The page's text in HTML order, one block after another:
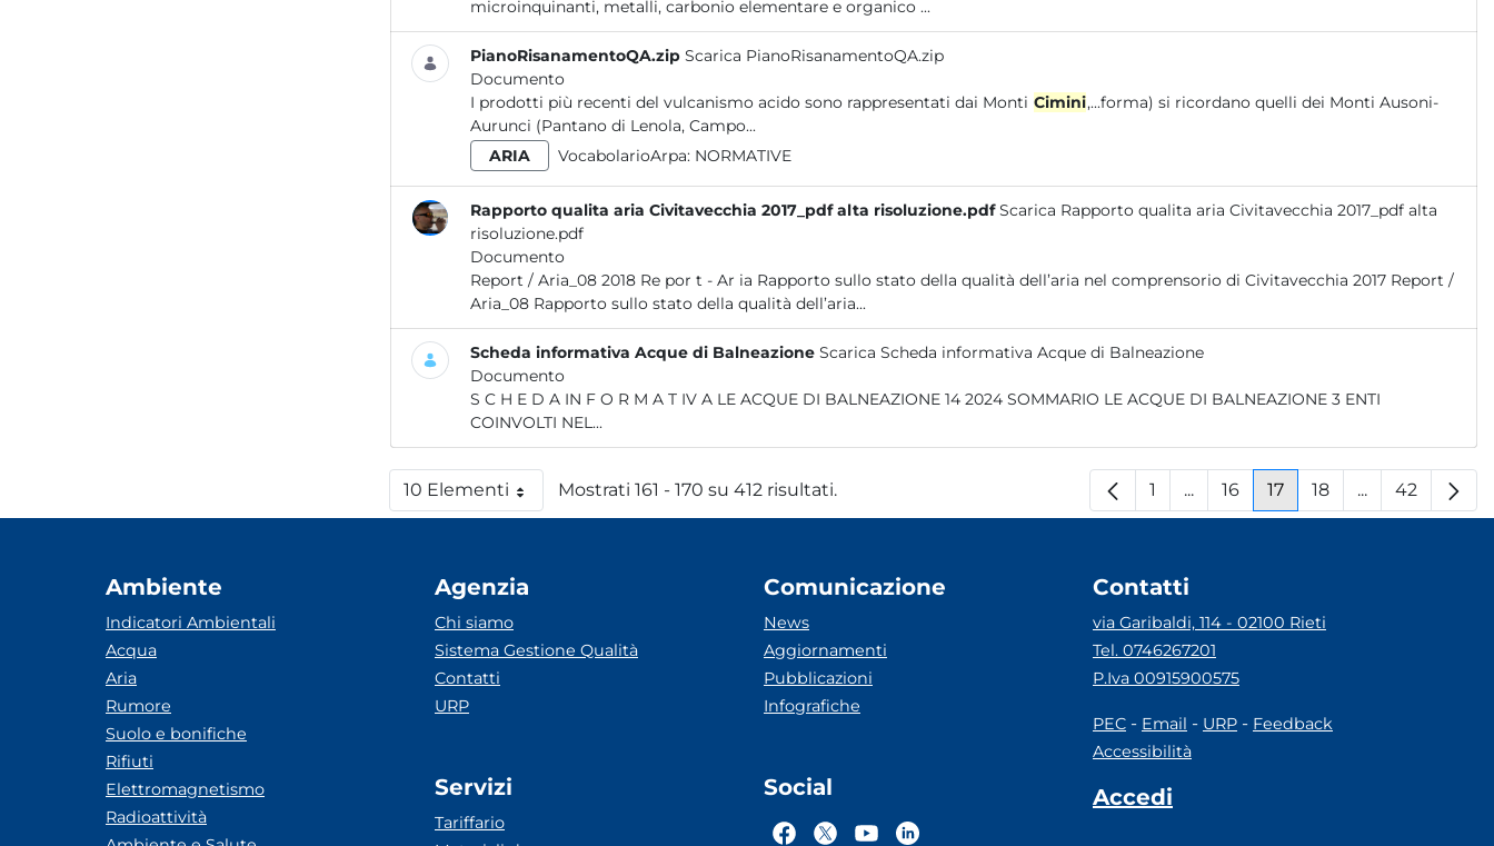
microinquinanti, metalli, carbonio elementare e organico ...
PianoRisanamentoQA.zip Scarica PianoRisanamentoQA.zip
Documento
I prodotti più recenti del vulcanismo acido sono rappresentati dai Monti Cimini,...forma) si ricordano quelli dei Monti Ausoni-
Aurunci (Pantano di Lenola, Campo...
ARIA
VocabolarioArpa: NORMATIVE
Rapporto qualita aria Civitavecchia 2017_pdf alta risoluzione.pdf Scarica Rapporto qualita aria Civitavecchia 2017_pdf alta
risoluzione.pdf
Documento
Report / Aria_08 2018 Re por t - Ar ia Rapporto sullo stato della qualità dell’aria nel comprensorio di Civitavecchia 2017 Report /
Aria_08 Rapporto sullo stato della qualità dell’aria...
Scheda informativa Acque di Balneazione Scarica Scheda informativa Acque di Balneazione
Documento
S C H E D A IN F O R M A T IV A LE ACQUE DI BALNEAZIONE 14 2024 SOMMARIO LE ACQUE DI BALNEAZIONE 3 ENTI
COINVOLTI NEL...
10 ElementiPer paginaMostrati 161 - 170 su 412 risultati. Pagina
1 ...Pagine intermedie
Pagina
16 Pagina
17 Pagina
18 ...PaginePagina
42
Ambiente
Indicatori Ambientali
Acqua
Aria
Rumore
Suolo e bonifiche
Rifiuti
Elettromagnetismo
Radioattività
Agenzia
Chi siamo
Sistema Gestione Qualità
Contatti
URP
Servizi
Tariffario
Comunicazione
News
Aggiornamenti
Pubblicazioni
Infografiche
Social
Contatti
via Garibaldi, 114 - 02100 Rieti
Tel. 0746267201
P.Iva 00915900575
PEC - Email - URP - Feedback
Accessibilità
Accedi